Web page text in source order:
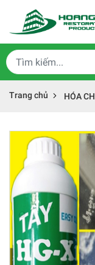
Trang chủ HÓA